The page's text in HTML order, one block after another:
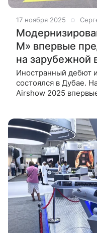
17 ноября 2025
М» впервые
на зарубежной
Иностранный дебют
состоялся в Дубае.
Airshow 2025